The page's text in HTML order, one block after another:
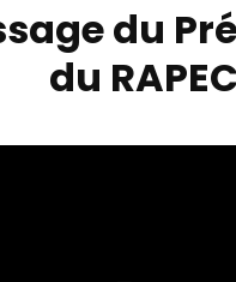
du
du RAPEC